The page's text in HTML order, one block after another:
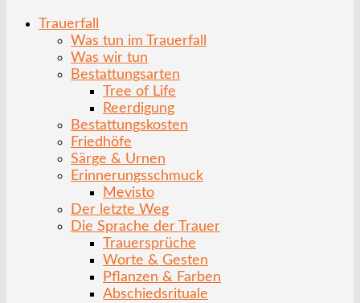
Trauerfall
Was tun im Trauerfall
Was wir tun
Bestattungsarten
Tree of Life
Reerdigung
Bestattungskosten
Friedhöfe
Särge & Urnen
Erinnerungsschmuck
Mevisto
Der letzte Weg
Die Sprache der Trauer
Trauersprüche
Worte & Gesten
Pflanzen & Farben
Abschiedsrituale